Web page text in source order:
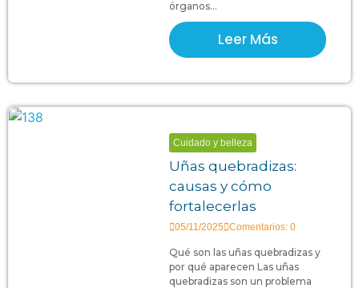
órganos...
Leer Más
Cuidado y belleza
Uñas quebradizas:
causas y cómo
fortalecerlas
05/11/2025 Comentarios: 0
Qué son las uñas quebradizas y
por qué aparecen Las uñas
quebradizas son un problema